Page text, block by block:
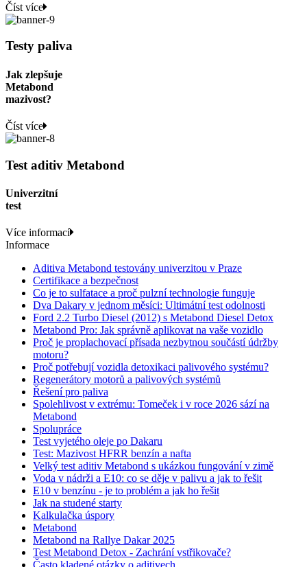
Číst více
Testy paliva
Jak zlepšuje
Metabond
mazivost?
Číst více
Test aditiv Metabond
Univerzitní
test
Více informací
Informace
Aditiva Metabond testovány univerzitou v Praze
Certifikace a bezpečnost
Co je to sulfatace a proč pulzní technologie funguje
Dva Dakary v jednom měsíci: Ultimátní test odolnosti
Ford 2.2 Turbo Diesel (2012) s Metabond Diesel Detox
Metabond Pro: Jak správně aplikovat na vaše vozidlo
Proč je proplachovací přísada nezbytnou součástí údržby
motoru?
Proč potřebují vozidla detoxikaci palivového systému?
Regenerátory motorů a palivových systémů
Řešení pro paliva
Spolehlivost v extrému: Tomeček i v roce 2026 sází na
Metabond
Spolupráce
Test vyjetého oleje po Dakaru
Test: Mazivost HFRR benzín a nafta
Velký test aditiv Metabond s ukázkou fungování v zimě
Voda v nádrži a E10: co se děje v palivu a jak to řešit
E10 v benzínu - je to problém a jak ho řešit
Jak na studené starty
Kalkulačka úspory
Metabond
Metabond na Rallye Dakar 2025
Test Metabond Detox - Zachrání vstřikovače?